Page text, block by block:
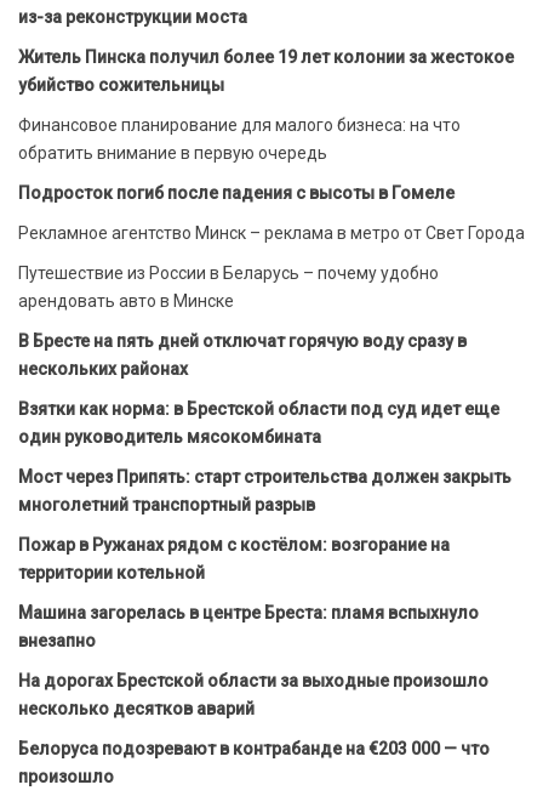
из-за реконструкции моста
Житель Пинска получил более 19 лет колонии за жестокое
убийство сожительницы
Финансовое планирование для малого бизнеса: на что
обратить внимание в первую очередь
Подросток погиб после падения с высоты в Гомеле
Рекламное агентство Минск – реклама в метро от Свет Города
Путешествие из России в Беларусь – почему удобно
арендовать авто в Минске
В Бресте на пять дней отключат горячую воду сразу в
нескольких районах
Взятки как норма: в Брестской области под суд идет еще
один руководитель мясокомбината
Мост через Припять: старт строительства должен закрыть
многолетний транспортный разрыв
Пожар в Ружанах рядом с костёлом: возгорание на
территории котельной
Машина загорелась в центре Бреста: пламя вспыхнуло
внезапно
На дорогах Брестской области за выходные произошло
несколько десятков аварий
Белоруса подозревают в контрабанде на €203 000 — что
произошло